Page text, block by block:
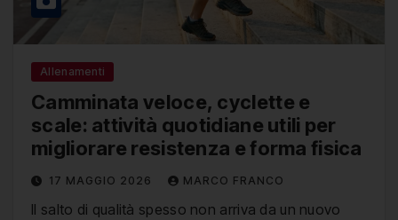
Allenamenti
Camminata veloce, cyclette e
scale: attività quotidiane utili per
migliorare resistenza e forma fisica
17 MAGGIO 2026 MARCO FRANCO
Il salto di qualità spesso non arriva da un nuovo